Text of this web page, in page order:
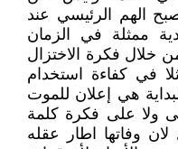
الهم الرئيسي عند
ممثلة في الزمان
خلال فكرة الاختزال
في كفاءة استخدام
هي إعلان للموت
ولا على فكرة كلمة
وفاتها اطار عقله